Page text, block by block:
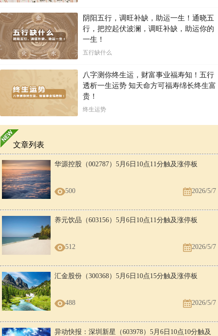
阴阳五行，调旺补缺，助运一生！通晓五
行，把控起伏波澜，调旺补缺，助运你的
一生！
五行缺什么
八字测你终生运，财富事业福寿知！五行
透析一生运势 知天命方可福寿绵长终生富
贵！
终生运势
文章列表
华源控股（002787）5月6日10点11分触及涨停板
500 2026/5/7
养元饮品（603156）5月6日10点11分触及涨停板
512 2026/5/7
汇金股份（300368）5月6日10点15分触及涨停板
488 2026/5/7
异动快报：深圳新星（603978）5月6日10点10分触及